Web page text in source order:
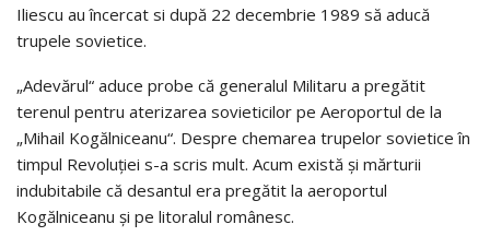
Iliescu au încercat si după 22 decembrie 1989 să aducă
trupele sovietice.
„Adevărul“ aduce probe că generalul Militaru a pregătit
terenul pentru aterizarea sovieticilor pe Aeroportul de la
„Mihail Kogălniceanu“. Despre chemarea trupelor sovietice în
timpul Revoluţiei s-a scris mult. Acum există și mărturii
indubitabile că desantul era pregătit la aeroportul
Kogălniceanu și pe litoralul românesc.